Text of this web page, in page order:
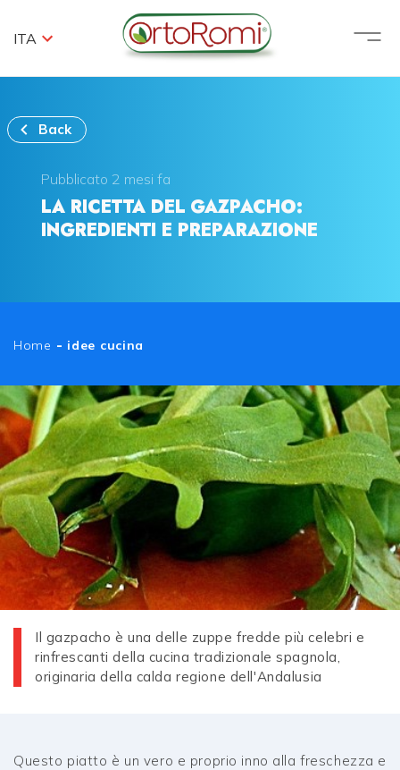
ITA
Back
Pubblicato 2 mesi fa
LA RICETTA DEL GAZPACHO:
INGREDIENTI E PREPARAZIONE
Home - idee cucina
Il gazpacho è una delle zuppe fredde più celebri e
rinfrescanti della cucina tradizionale spagnola,
originaria della calda regione dell'Andalusia
Questo piatto è un vero e proprio inno alla freschezza e